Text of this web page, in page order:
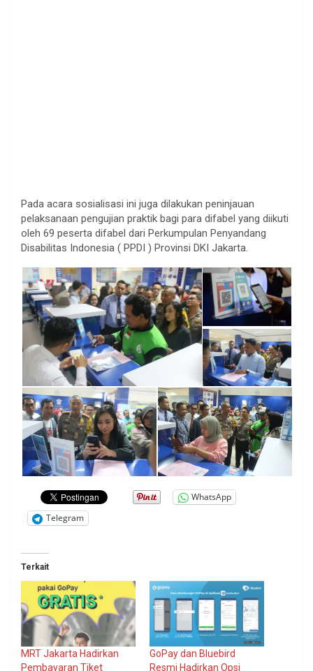
Pada acara sosialisasi ini juga dilakukan peninjauan
pelaksanaan pengujian praktik bagi para difabel yang diikuti
oleh 69 peserta difabel dari Perkumpulan Penyandang
Disabilitas Indonesia ( PPDI ) Provinsi DKI Jakarta.
WhatsApp
Telegram
Terkait
MRT Jakarta Hadirkan
Pembayaran Tiket
GoPay dan Bluebird
Resmi Hadirkan Opsi